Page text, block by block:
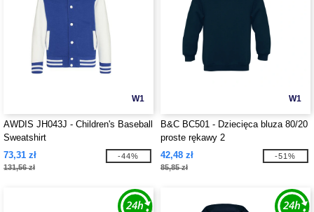
W1
AWDIS JH043J - Children's Baseball
Sweatshirt
73,31 zł
131,56 zł
-44%
W1
B&C BC501 - Dziecięca bluza 80/20
proste rękawy 2
42,48 zł
85,85 zł
-51%